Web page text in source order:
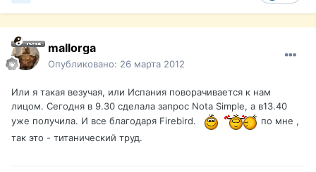
mallorga
Опубликовано: 26 марта 2012
Или я такая везучая, или Испания поворачивается к нам
лицом. Сегодня в 9.30 сделала запрос Nota Simple, а в13.40
уже получила. И все благодаря Firebird.
по мне ,
так это - титанический труд.